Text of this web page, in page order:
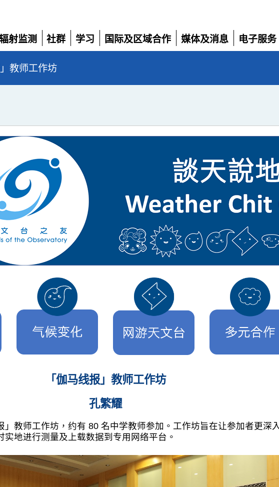
射监测
社群
展
开
学习
展
国际及区域合作
展
媒体及消息
展
电子服务
展
」教师工作坊
「伽马线报」教师工作坊
孔繁耀
教师工作坊，约有 80 名中学教师参加。工作坊旨在让参加者更深
地进行测量及上载数据到专用网络平台。